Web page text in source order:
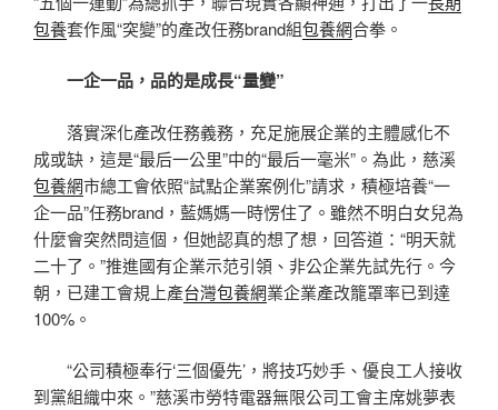
包養套作風“突變”的產改任務brand組包養網合拳。
一企一品，品的是成長“量變”
落實深化產改任務義務，充足施展企業的主體感化不
成或缺，這是“最后一公里”中的“最后一毫米”。為此，慈溪
包養網市總工會依照“試點企業案例化”請求，積極培養“一
企一品”任務brand，藍媽媽一時愣住了。雖然不明白女兒為
什麼會突然問這個，但她認真的想了想，回答道：“明天就
二十了。”推進國有企業示范引領、非公企業先試先行。今
朝，已建工會規上產台灣包養網業企業產改籠罩率已到達
100%。
“公司積極奉行‘三個優先’，將技巧妙手、優良工人接收
到黨組織中來。”慈溪市勞特電器無限公司工會主席姚夢表